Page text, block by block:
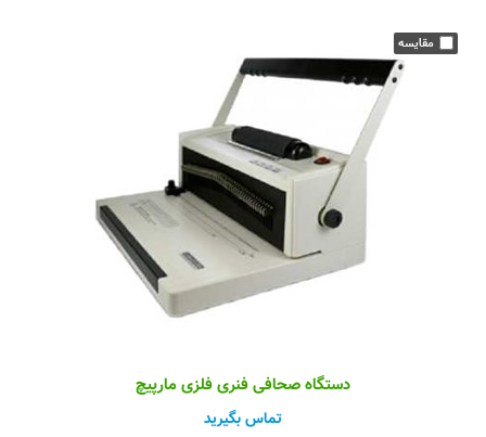
دستگاه صحافی فنری فلزی مارپیچ
تماس بگیرید